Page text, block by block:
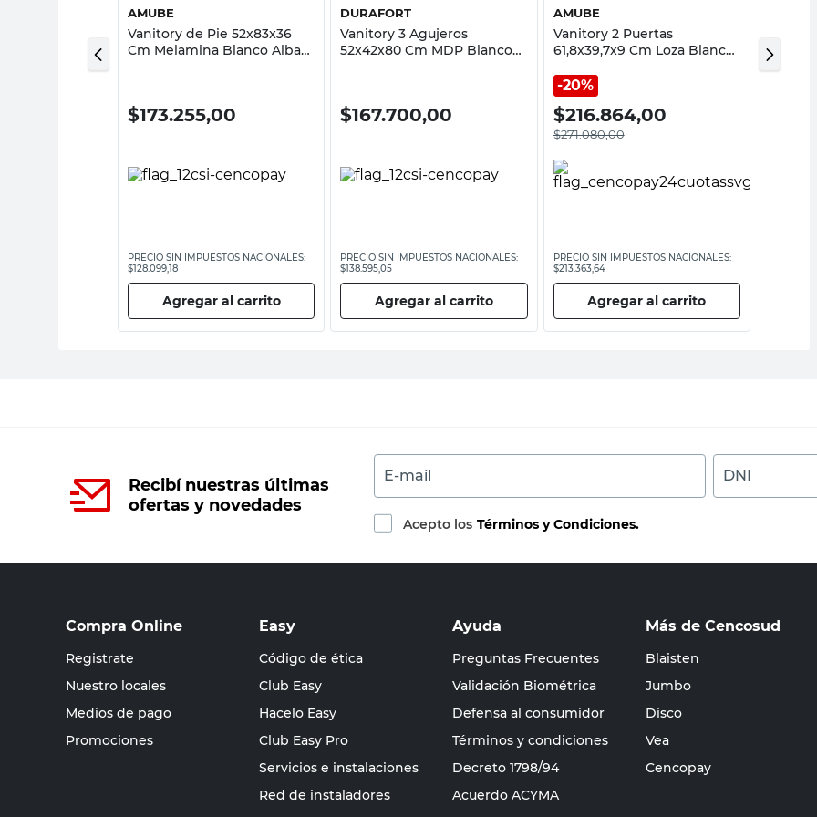
AMUBE
Vanitory de Pie 52x83x36
Cm Melamina Blanco Alba
$173.255,00
PRECIO SIN IMPUESTOS NACIONALES:
$128.099,18
Agregar al carrito
DURAFORT
Vanitory 3 Agujeros
52x42x80 Cm MDP Blanco
$167.700,00
PRECIO SIN IMPUESTOS NACIONALES:
$138.595,05
Agregar al carrito
AMUBE
Vanitory 2 Puertas
61,8x39,7x9 Cm Loza Blanco
20%
$216.864,00
$271.080,00
PRECIO SIN IMPUESTOS NACIONALES:
$213.363,64
Agregar al carrito
Cm
Vessanti
Recibí nuestras últimas
ofertas y novedades
E-mail DNI
Acepto los Términos y Condiciones.
Compra Online
Registrate
Nuestro locales
Medios de pago
Promociones
Easy
Código de ética
Club Easy
Hacelo Easy
Club Easy Pro
Servicios e instalaciones
Red de instaladores
Ayuda
Preguntas Frecuentes
Validación Biométrica
Defensa al consumidor
Términos y condiciones
Decreto 1798/94
Acuerdo ACYMA
Más de Cencosud
Blaisten
Jumbo
Disco
Vea
Cencopay